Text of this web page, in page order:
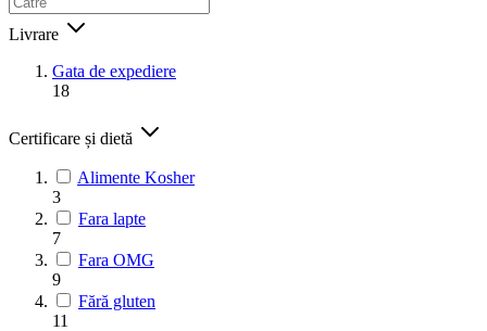
Livrare
Gata de expediere
18
Certificare și dietă
Alimente Kosher
3
Fara lapte
7
Fara OMG
9
Fără gluten
11